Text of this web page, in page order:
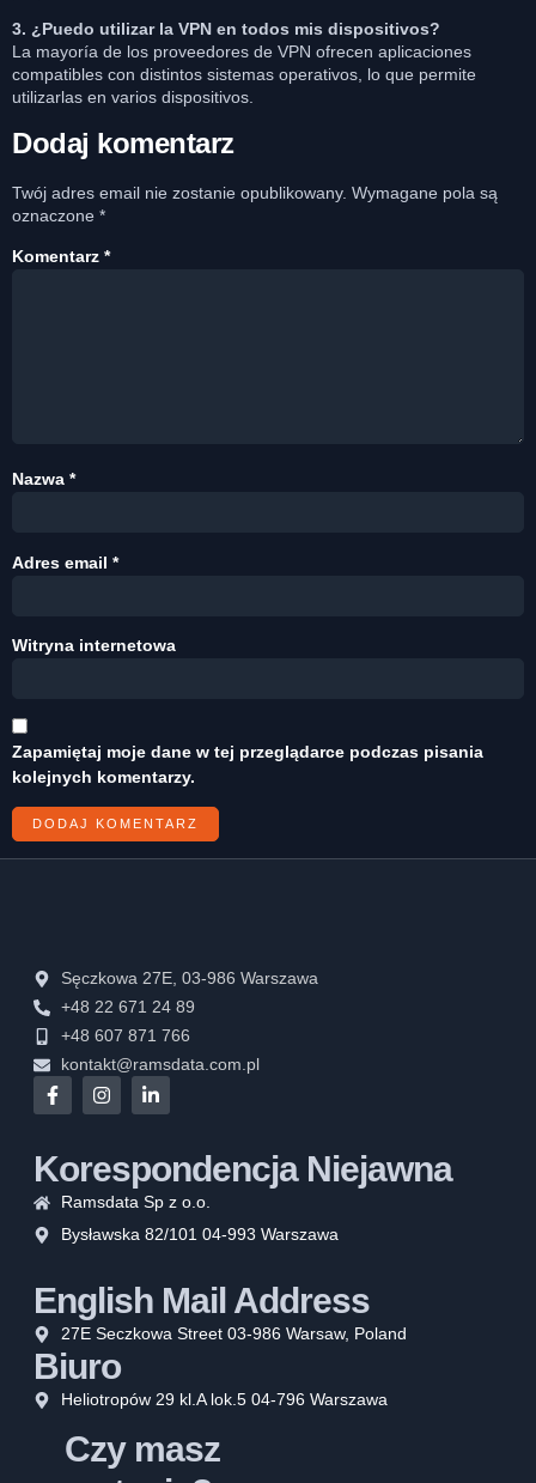
3. ¿Puedo utilizar la VPN en todos mis dispositivos?
La mayoría de los proveedores de VPN ofrecen aplicaciones
compatibles con distintos sistemas operativos, lo que permite
utilizarlas en varios dispositivos.
Dodaj komentarz
Twój adres email nie zostanie opublikowany. Wymagane pola są
oznaczone *
Komentarz *
Nazwa *
Adres email *
Witryna internetowa
Zapamiętaj moje dane w tej przeglądarce podczas pisania
kolejnych komentarzy.
Sęczkowa 27E, 03-986 Warszawa
+48 22 671 24 89
+48 607 871 766
kontakt@ramsdata.com.pl
Korespondencja Niejawna
Ramsdata Sp z o.o.
Bysławska 82/101 04-993 Warszawa
English Mail Address
27E Seczkowa Street 03-986 Warsaw, Poland
Biuro
Heliotropów 29 kl.A lok.5 04-796 Warszawa
Czy masz